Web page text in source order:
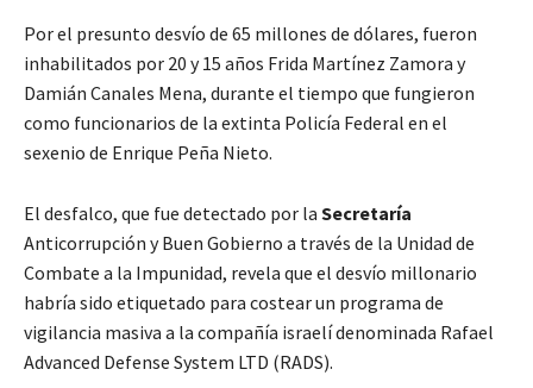
Por el presunto desvío de 65 millones de dólares, fueron
inhabilitados por 20 y 15 años Frida Martínez Zamora y
Damián Canales Mena, durante el tiempo que fungieron
como funcionarios de la extinta Policía Federal en el
sexenio de Enrique Peña Nieto.
El desfalco, que fue detectado por la Secretaría
Anticorrupción y Buen Gobierno a través de la Unidad de
Combate a la Impunidad, revela que el desvío millonario
habría sido etiquetado para costear un programa de
vigilancia masiva a la compañía israelí denominada Rafael
Advanced Defense System LTD (RADS).